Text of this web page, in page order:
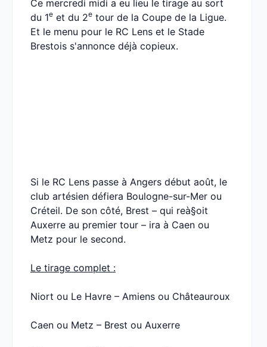
Ce mercredi midi a eu lieu le tirage au sort
du 1e et du 2e tour de la Coupe de la Ligue.
Et le menu pour le RC Lens et le Stade
Brestois s'annonce déjà copieux.
Si le RC Lens passe à Angers début août, le
club artésien défiera Boulogne-sur-Mer ou
Créteil. De son côté, Brest – qui reà§oit
Auxerre au premier tour – ira à Caen ou
Metz pour le second.
Le tirage complet :
Niort ou Le Havre – Amiens ou Châteauroux
Caen ou Metz – Brest ou Auxerre